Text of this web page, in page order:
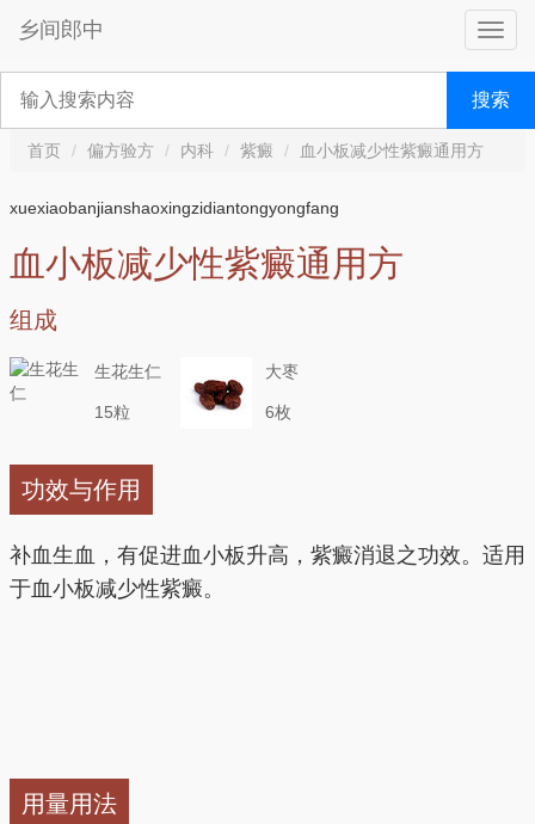
乡间郎中
搜索
首页 偏方验方 内科 紫癜 血小板减少性紫癜通用方
xuexiaobanjianshaoxingzidiantongyongfang
血小板减少性紫癜通用方
组成
生花生仁
15粒
大枣
6枚
功效与作用
补血生血，有促进血小板升高，紫癜消退之功效。适用
于血小板减少性紫癜。
用量用法